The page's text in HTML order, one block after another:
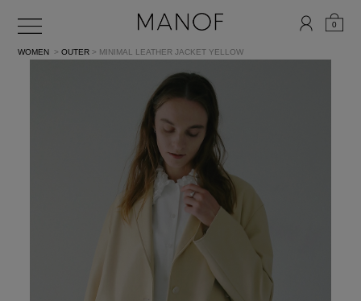
0
WOMEN >OUTER > MINIMAL LEATHER JACKETYELLOW